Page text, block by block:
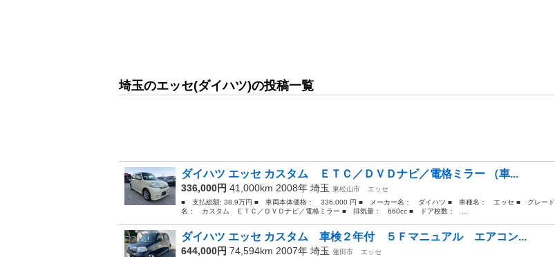
埼玉のエッセ(ダイハツ)の投稿一覧
ダイハツ エッセ カスタム ＥＴＣ／ＤＶＤナビ／電格ミラー （車...
336,000円 41,000km 2008年 埼玉 東松山市
エッセ
■ 支払総額: 38.9万円 ■ 車両本体価格： 336,000 円 ■ メーカー名： ダイハツ ■ 車種名： エッセ ■ グレード
名： カスタム ＥＴＣ／ＤＶＤナビ／電格ミラー ■ 排気量： 660cc ■ ドア枚数： ...
ダイハツ エッセ カスタム 車検２年付 ５Ｆマニュアル エアコン...
644,000円 74,594km 2007年 埼玉 蓮田市
エッセ